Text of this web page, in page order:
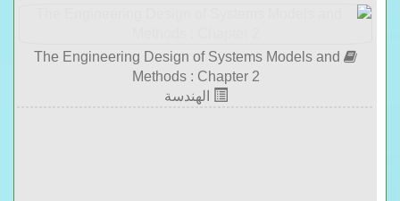
The Engineering Design of Systems Models and
Methods : Chapter 2
الهندسة